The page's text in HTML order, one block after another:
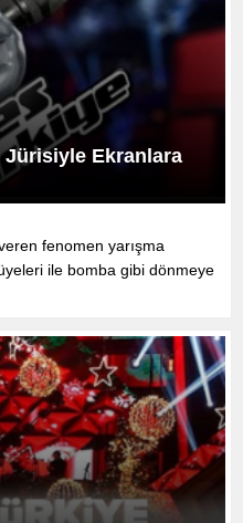
Jürisiyle Ekranlara
fenomen yarışma
ile bomba gibi dönmeye